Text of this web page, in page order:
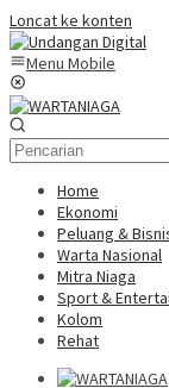
Loncat ke konten
Menu Mobile
Home
Ekonomi
Peluang &
Warta Nasional
Mitra Niaga
Sport &
Kolom
Rehat